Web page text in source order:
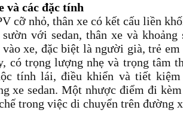
và các đặc tính
cỡ nhỏ, thân xe có kết cấu liền
với sedan, thân xe và khoảng
xe, đặc biệt là người già, trẻ em
có trọng lượng nhẹ và trọng tâm
tính lái, điều khiển và tiết
xe sedan. Một nhược điểm đi
trong việc di chuyển trên đường